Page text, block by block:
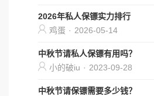
2026年私人保镖实力排行
鸡蛋 · 2026-05-14
中秋节请私人保镖有用吗？
小的破iu · 2023-09-28
中秋节请保镖需要多少钱？